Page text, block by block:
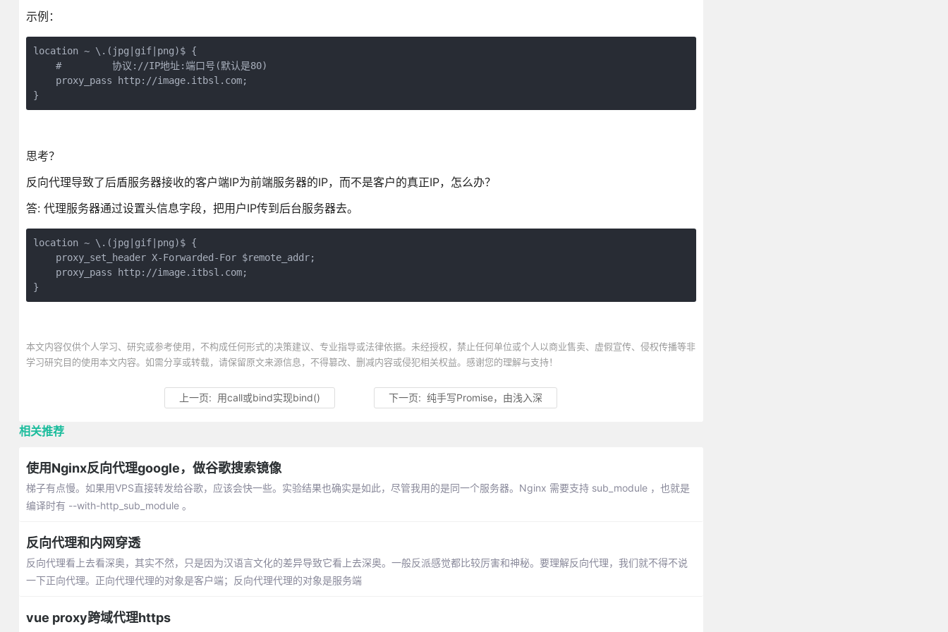
示例：
location ~ \.(jpg|gif|png)$ {
    #         协议://IP地址:端口号(默认是80)
    proxy_pass http://image.itbsl.com;
}
思考？
反向代理导致了后盾服务器接收的客户端IP为前端服务器的IP，而不是客户的真正IP，怎么办？
答: 代理服务器通过设置头信息字段，把用户IP传到后台服务器去。
location ~ \.(jpg|gif|png)$ {
    proxy_set_header X-Forwarded-For $remote_addr;
    proxy_pass http://image.itbsl.com;
}
本文内容仅供个人学习、研究或参考使用，不构成任何形式的决策建议、专业指导或法律依据。未经授权，禁止任何单位或个人以商业售卖、虚假宣传、侵权传播等非
学习研究目的使用本文内容。如需分享或转载，请保留原文来源信息，不得篡改、删减内容或侵犯相关权益。感谢您的理解与支持！
上一页: 用call或bind实现bind() 下一页:纯手写Promise，由浅入深
相关推荐
使用Nginx反向代理google，做谷歌搜索镜像
梯子有点慢。如果用VPS直接转发给谷歌，应该会快一些。实验结果也确实是如此，尽管我用的是同一个服务器。Nginx 需要支持 sub_module ，也就是
编译时有 --with-http_sub_module 。
反向代理和内网穿透
反向代理看上去看深奥，其实不然，只是因为汉语言文化的差异导致它看上去深奥。一般反派感觉都比较厉害和神秘。要理解反向代理，我们就不得不说
一下正向代理。正向代理代理的对象是客户端；反向代理代理的对象是服务端
vue proxy跨域代理https